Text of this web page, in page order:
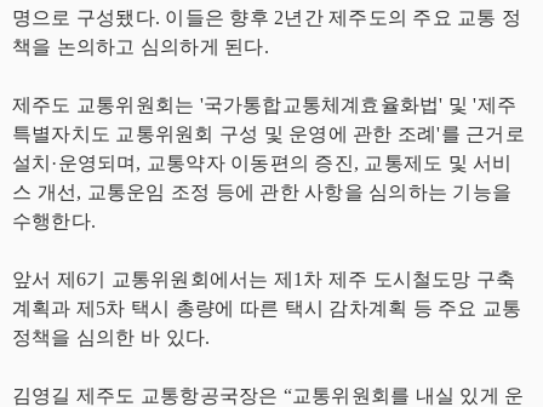
명으로 구성됐다. 이들은 향후 2년간 제주도의 주요 교통 정
책을 논의하고 심의하게 된다.
제주도 교통위원회는 '국가통합교통체계효율화법' 및 '제주
특별자치도 교통위원회 구성 및 운영에 관한 조례'를 근거로
설치·운영되며, 교통약자 이동편의 증진, 교통제도 및 서비
스 개선, 교통운임 조정 등에 관한 사항을 심의하는 기능을
수행한다.
앞서 제6기 교통위원회에서는 제1차 제주 도시철도망 구축
계획과 제5차 택시 총량에 따른 택시 감차계획 등 주요 교통
정책을 심의한 바 있다.
김영길 제주도 교통항공국장은 “교통위원회를 내실 있게 운